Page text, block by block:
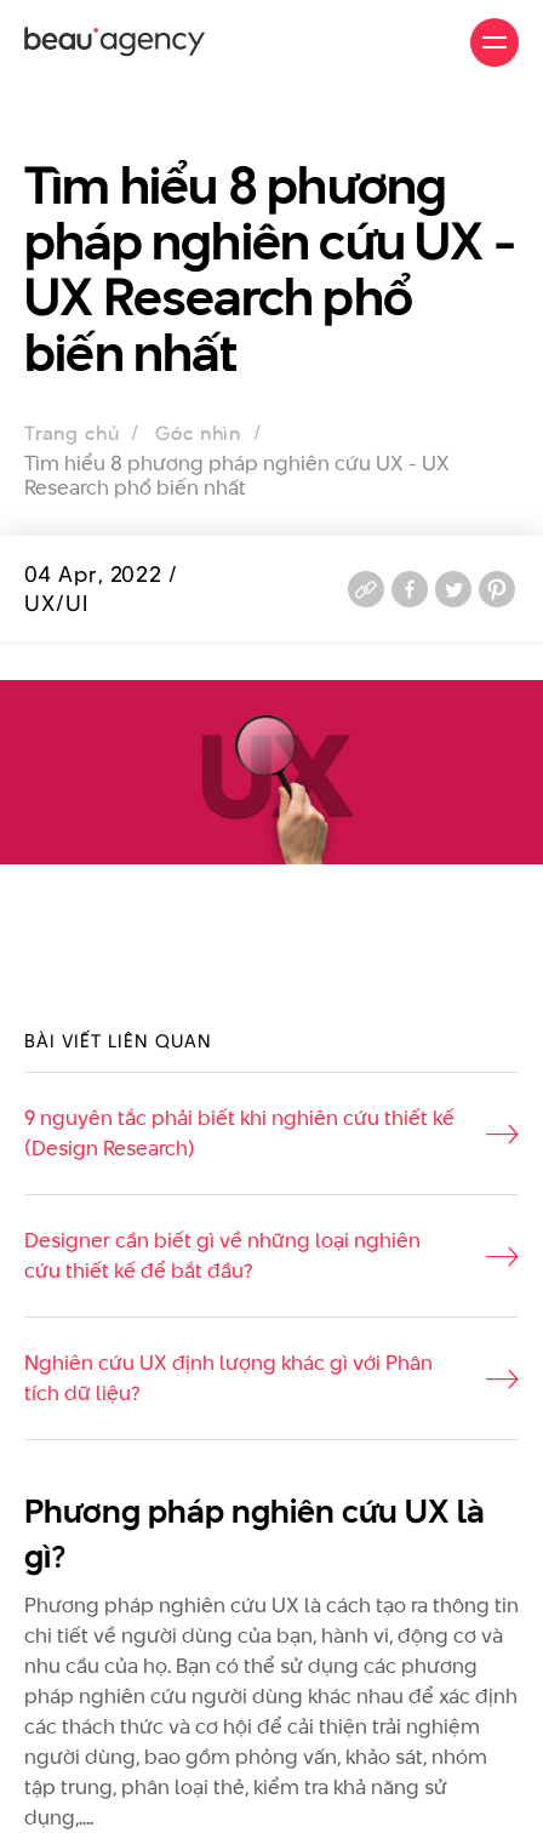
Tìm hiểu 8 phương
pháp nghiên cứu UX -
UX Research phổ
biến nhất
Trang chủ Góc nhìn
Tìm hiểu 8 phương pháp nghiên cứu UX - UX
Research phổ biến nhất
04 Apr, 2022 /
UX/UI
BÀI VIẾT LIÊN QUAN
9 nguyên tắc phải biết khi nghiên cứu thiết kế
(Design Research)
Designer cần biết gì về những loại nghiên
cứu thiết kế để bắt đầu?
Nghiên cứu UX định lượng khác gì với Phân
tích dữ liệu?
Phương pháp nghiên cứu UX là
gì?
Phương pháp nghiên cứu UX là cách tạo ra thông tin
chi tiết về người dùng của bạn, hành vi, động cơ và
nhu cầu của họ. Bạn có thể sử dụng các phương
pháp nghiên cứu người dùng khác nhau để xác định
các thách thức và cơ hội để cải thiện trải nghiệm
người dùng, bao gồm phỏng vấn, khảo sát, nhóm
tập trung, phân loại thẻ, kiểm tra khả năng sử
dụng,....